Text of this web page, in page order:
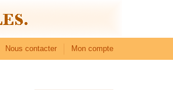
Nous contacter Mon compte